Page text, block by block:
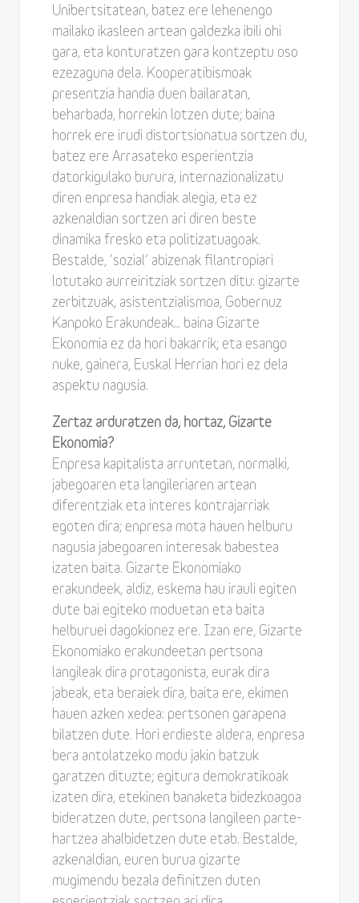
Unibertsitatean, batez ere lehenengo
mailako ikasleen artean galdezka ibili ohi
gara, eta konturatzen gara kontzeptu oso
ezezaguna dela. Kooperatibismoak
presentzia handia duen bailaratan,
beharbada, horrekin lotzen dute; baina
horrek ere irudi distortsionatua sortzen du,
batez ere Arrasateko esperientzia
datorkigulako burura, internazionalizatu
diren enpresa handiak alegia, eta ez
azkenaldian sortzen ari diren beste
dinamika fresko eta politizatuagoak.
Bestalde, ‘sozial’ abizenak filantropiari
lotutako aurreiritziak sortzen ditu: gizarte
zerbitzuak, asistentzialismoa, Gobernuz
Kanpoko Erakundeak… baina Gizarte
Ekonomia ez da hori bakarrik; eta esango
nuke, gainera, Euskal Herrian hori ez dela
aspektu nagusia.
Zertaz arduratzen da, hortaz, Gizarte
Ekonomia?
Enpresa kapitalista arruntetan, normalki,
jabegoaren eta langileriaren artean
diferentziak eta interes kontrajarriak
egoten dira; enpresa mota hauen helburu
nagusia jabegoaren interesak babestea
izaten baita. Gizarte Ekonomiako
erakundeek, aldiz, eskema hau irauli egiten
dute bai egiteko moduetan eta baita
helburuei dagokionez ere. Izan ere, Gizarte
Ekonomiako erakundeetan pertsona
langileak dira protagonista, eurak dira
jabeak, eta beraiek dira, baita ere, ekimen
hauen azken xedea: pertsonen garapena
bilatzen dute. Hori erdieste aldera, enpresa
bera antolatzeko modu jakin batzuk
garatzen dituzte; egitura demokratikoak
izaten dira, etekinen banaketa bidezkoagoa
bideratzen dute, pertsona langileen parte-
hartzea ahalbidetzen dute etab. Bestalde,
azkenaldian, euren burua gizarte
mugimendu bezala definitzen duten